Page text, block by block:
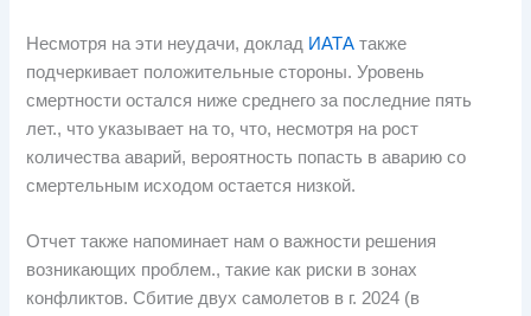
Несмотря на эти неудачи, доклад ИАТА также
подчеркивает положительные стороны. Уровень
смертности остался ниже среднего за последние пять
лет., что указывает на то, что, несмотря на рост
количества аварий, вероятность попасть в аварию со
смертельным исходом остается низкой.
Отчет также напоминает нам о важности решения
возникающих проблем., такие как риски в зонах
конфликтов. Сбитие двух самолетов в г. 2024 (в